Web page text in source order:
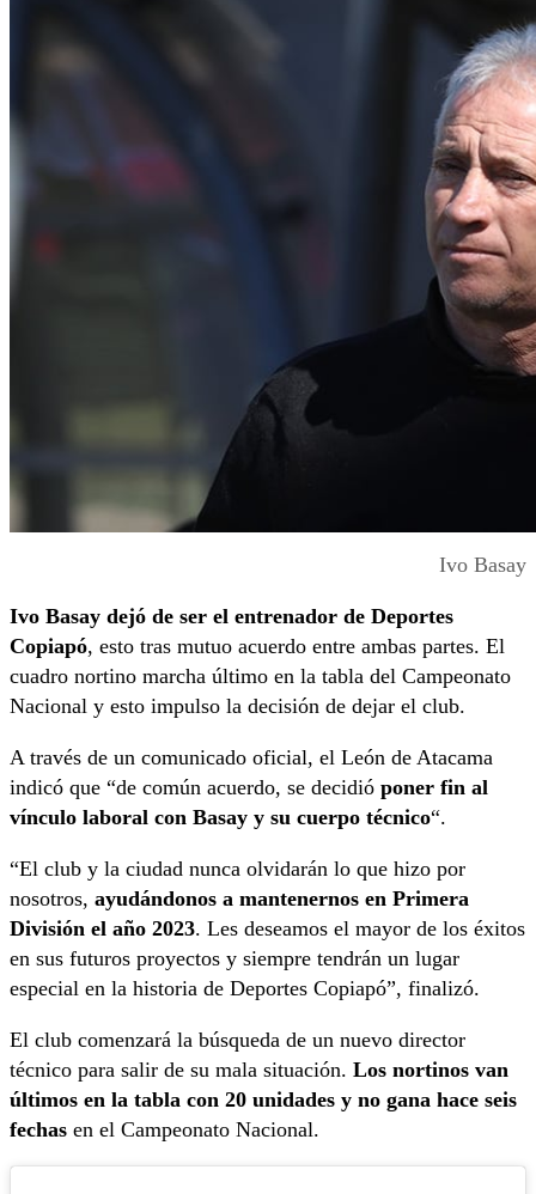
Ivo Basay
Ivo Basay dejó de ser el entrenador de Deportes
Copiapó, esto tras mutuo acuerdo entre ambas partes. El
cuadro nortino marcha último en la tabla del Campeonato
Nacional y esto impulso la decisión de dejar el club.
A través de un comunicado oficial, el León de Atacama
indicó que “de común acuerdo, se decidió poner fin al
vínculo laboral con Basay y su cuerpo técnico“.
“El club y la ciudad nunca olvidarán lo que hizo por
nosotros, ayudándonos a mantenernos en Primera
División el año 2023. Les deseamos el mayor de los éxitos
en sus futuros proyectos y siempre tendrán un lugar
especial en la historia de Deportes Copiapó”, finalizó.
El club comenzará la búsqueda de un nuevo director
técnico para salir de su mala situación. Los nortinos van
últimos en la tabla con 20 unidades y no gana hace seis
fechas en el Campeonato Nacional.